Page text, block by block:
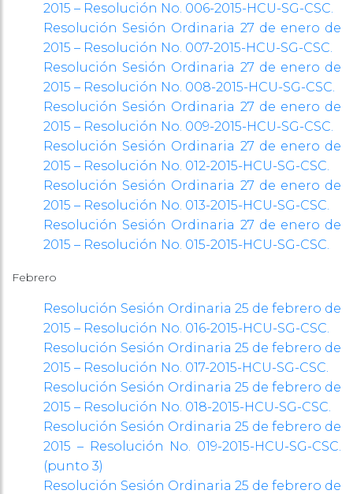
2015 – Resolución No. 006-2015-HCU-SG-CSC.
Resolución Sesión Ordinaria 27 de enero de
2015 – Resolución No. 007-2015-HCU-SG-CSC.
Resolución Sesión Ordinaria 27 de enero de
2015 – Resolución No. 008-2015-HCU-SG-CSC.
Resolución Sesión Ordinaria 27 de enero de
2015 – Resolución No. 009-2015-HCU-SG-CSC.
Resolución Sesión Ordinaria 27 de enero de
2015 – Resolución No. 012-2015-HCU-SG-CSC.
Resolución Sesión Ordinaria 27 de enero de
2015 – Resolución No. 013-2015-HCU-SG-CSC.
Resolución Sesión Ordinaria 27 de enero de
2015 – Resolución No. 015-2015-HCU-SG-CSC.
Febrero
Resolución Sesión Ordinaria 25 de febrero de
2015 – Resolución No. 016-2015-HCU-SG-CSC.
Resolución Sesión Ordinaria 25 de febrero de
2015 – Resolución No. 017-2015-HCU-SG-CSC.
Resolución Sesión Ordinaria 25 de febrero de
2015 – Resolución No. 018-2015-HCU-SG-CSC.
Resolución Sesión Ordinaria 25 de febrero de
2015 – Resolución No. 019-2015-HCU-SG-CSC.
(punto 3)
Resolución Sesión Ordinaria 25 de febrero de